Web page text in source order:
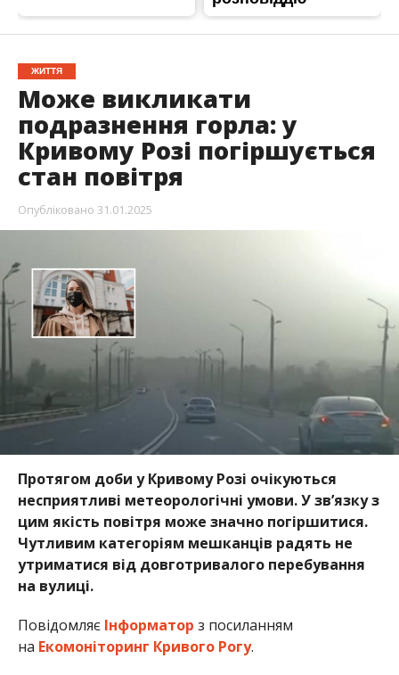
ЖИТТЯ
Може викликати
подразнення горла: у
Кривому Розі погіршується
стан повітря
Опубліковано 31.01.2025
Протягом доби у Кривому Розі очікуються
несприятливі метеорологічні умови. У звʼязку з
цим якість повітря може значно погіршитися.
Чутливим категоріям мешканців радять не
утриматися від довготривалого перебування
на вулиці.
Повідомляє Інформатор з посиланням
на Екомоніторинг Кривого Рогу.